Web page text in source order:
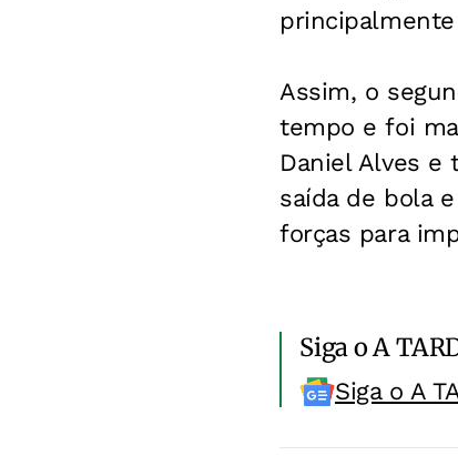
Assim, o
tempo e foi
Daniel Alves e
saída de bola
forças para
Siga o A
Siga o A